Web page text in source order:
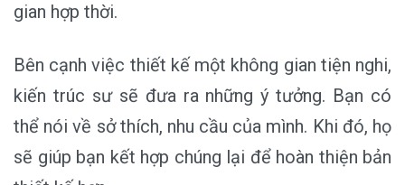
gian hợp thời.
Bên cạnh việc thiết kế một không gian tiện nghi,
kiến trúc sư sẽ đưa ra những ý tưởng. Bạn có
thể nói về sở thích, nhu cầu của mình. Khi đó, họ
sẽ giúp bạn kết hợp chúng lại để hoàn thiện bản